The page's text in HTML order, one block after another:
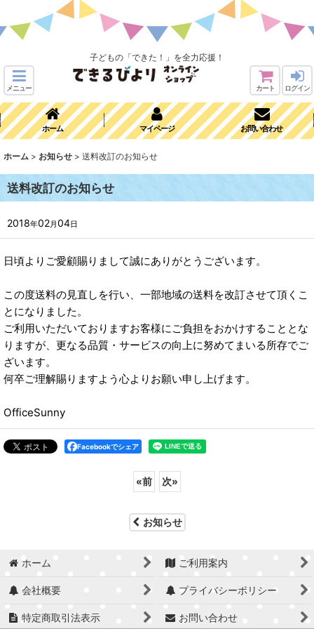
子どもの「できた！」を全力応援！
メニュー カート ログイン
ホーム マイページ お問い合わせ
ホーム > お知らせ > 送料改訂のお知らせ
送料改訂のお知らせ
2018年02月04日
日頃よりご愛顧賜りまして誠にありがとうございます。
この度送料の見直しを行い、一部地域の送料を改訂させて頂くこ
とになりました。
ご利用いただいておりますお客様にご負担をおかけすることとな
りますが、更なる品質・サービスの向上に努めてまいる所存でご
ざいます。
何卒ご理解賜りますよう心よりお願い申し上げます。
OfficeSunny
Facebookでシェア
«前 次»
お知らせ
ホーム ご利用案内
会社概要 プライバシーポリシー
特定商取引法表示 お問い合わせ